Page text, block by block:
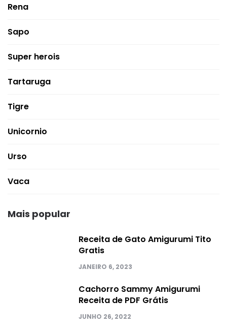
Rena
Sapo
Super herois
Tartaruga
Tigre
Unicornio
Urso
Vaca
Mais popular
Receita de Gato Amigurumi Tito
Gratis
JANEIRO 6, 2023
Cachorro Sammy Amigurumi
Receita de PDF Grátis
JUNHO 26, 2022